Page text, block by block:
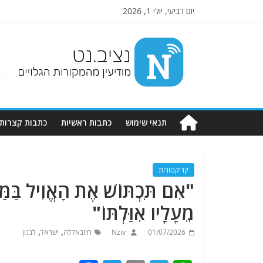
יום רביעי, יולי 1, 2026
Nziv.net
מודיעין
מהמקורות
תנאי שימוש כתבות ראשיות כתבות קצרות
קריקטורות
"אִם תִּכְתּוֹשׁ אֶת הָאֱוִיל
מֵעָלָיו אִוַּלְתּוֹ"
01/07/2026
Nziv חיזבאללה, ישראל, לבנון